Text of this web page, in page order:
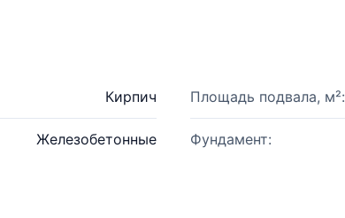
Кирпич Площадь подвала, м²:
Железобетонные Фундамент: